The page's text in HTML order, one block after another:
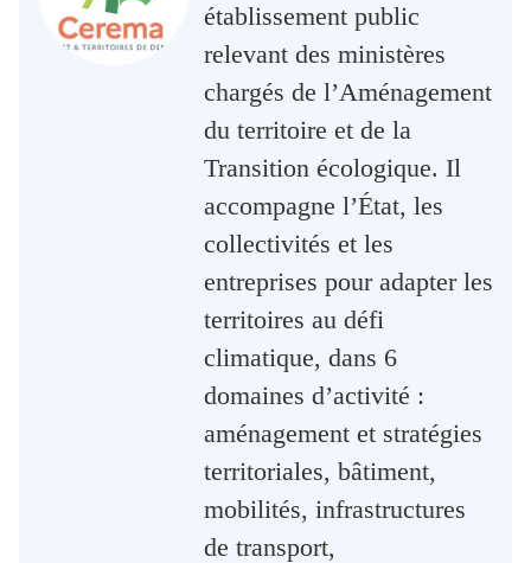
établissement public
relevant des ministères
chargés de l’Aménagement
du territoire et de la
Transition écologique. Il
accompagne l’État, les
collectivités et les
entreprises pour adapter les
territoires au défi
climatique, dans 6
domaines d’activité :
aménagement et stratégies
territoriales, bâtiment,
mobilités, infrastructures
de transport,